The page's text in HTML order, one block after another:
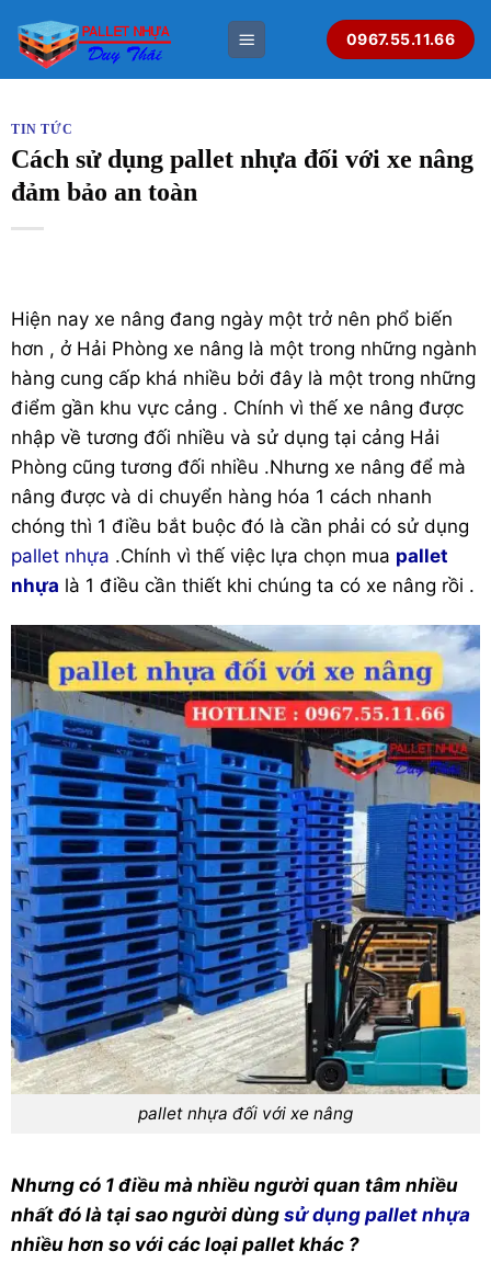
qua
0967.55.11.66
TIN TỨC
Cách sử dụng pallet nhựa đối với xe nâng
đảm bảo an toàn
Hiện nay xe nâng đang ngày một trở nên phổ biến
hơn , ở Hải Phòng xe nâng là một trong những ngành
hàng cung cấp khá nhiều bởi đây là một trong những
điểm gần khu vực cảng . Chính vì thế xe nâng được
nhập về tương đối nhiều và sử dụng tại cảng Hải
Phòng cũng tương đối nhiều .Nhưng xe nâng để mà
nâng được và di chuyển hàng hóa 1 cách nhanh
chóng thì 1 điều bắt buộc đó là cần phải có sử dụng
pallet nhựa .Chính vì thế việc lựa chọn mua pallet
nhựa là 1 điều cần thiết khi chúng ta có xe nâng rồi .
pallet nhựa đối với xe nâng
Nhưng có 1 điều mà nhiều người quan tâm nhiều
nhất đó là tại sao người dùng sử dụng pallet nhựa
nhiều hơn so với các loại pallet khác ?